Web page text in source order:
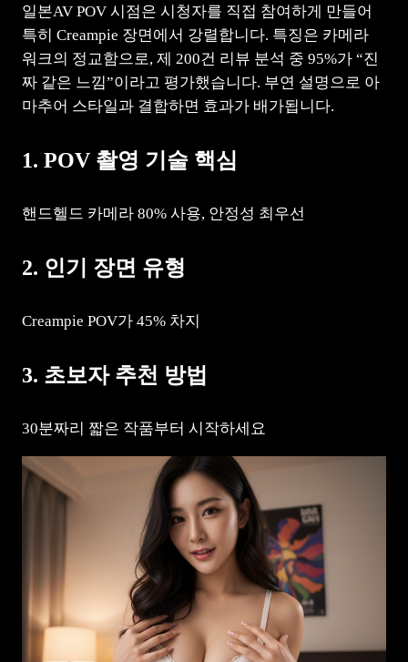
일본AV POV 시점은 시청자를 직접 참여하게 만들어
특히 Creampie 장면에서 강렬합니다. 특징은 카메라
워크의 정교함으로, 제 200건 리뷰 분석 중 95%가 “진
짜 같은 느낌”이라고 평가했습니다. 부연 설명으로 아
마추어 스타일과 결합하면 효과가 배가됩니다.
1. POV 촬영 기술 핵심
핸드헬드 카메라 80% 사용, 안정성 최우선
2. 인기 장면 유형
Creampie POV가 45% 차지
3. 초보자 추천 방법
30분짜리 짧은 작품부터 시작하세요